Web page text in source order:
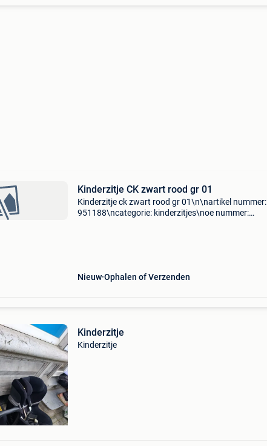
Kinderzitje CK zwart rood gr 01
Kinderzitje ck zwart rood gr 01\n\nartikel nummer:
951188\ncategorie: kinderzitjes\noe nummer:
Nieuw Ophalen of Verzenden
Kinderzitje
Kinderzitje